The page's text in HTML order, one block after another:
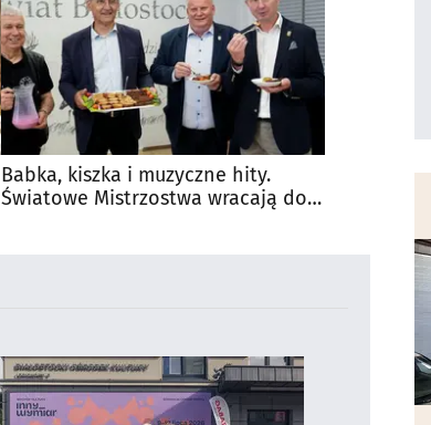
Babka, kiszka i muzyczne hity.
Światowe Mistrzostwa wracają do